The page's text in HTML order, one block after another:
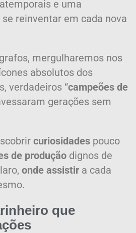
atemporais e uma
reinventar em cada nova
mergulharemos nos
absolutos dos
verdadeiros “campeões de
gerações sem
curiosidades pouco
de produção dignos de
onde assistir a cada
que